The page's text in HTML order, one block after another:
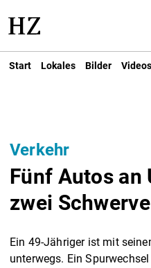
Start Lokales Bilder Videos
Verkehr
Fünf Autos
zwei
Ein 49-Jähriger ist mit
unterwegs. Ein